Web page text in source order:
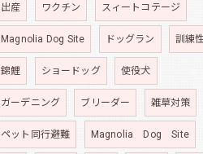
出産 ワクチン スィートコテージ
Magnolia Dog Site ドッグラン 訓練性
錦鯉 ショードッグ 使役犬
ガーデニング ブリーダー 雑草対策
ペット同行避難 Magnolia Dog Site